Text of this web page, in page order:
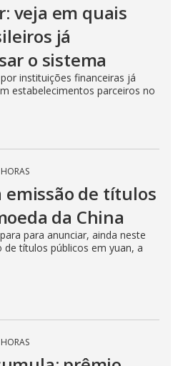
veja em quais
já
o sistema
instituições financeiras já
estabelecimentos parceiros no
emissão de títulos
da China
para anunciar, ainda neste
títulos públicos em yuan, a